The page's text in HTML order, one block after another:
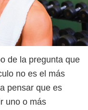
de la pregunta que
no es el más
pensar que es
uno o más